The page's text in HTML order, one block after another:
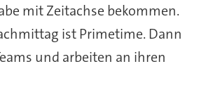
mit Zeitachse bekommen.
ist Primetime. Dann
und arbeiten an ihren